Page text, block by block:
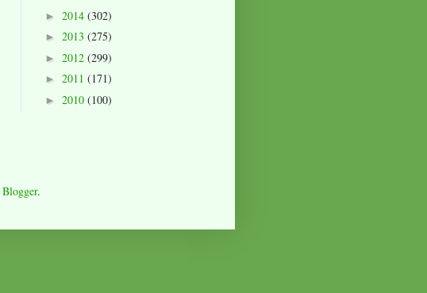
► 2014 (302)
► 2013 (275)
► 2012 (299)
► 2011 (171)
► 2010 (100)
Blogger.